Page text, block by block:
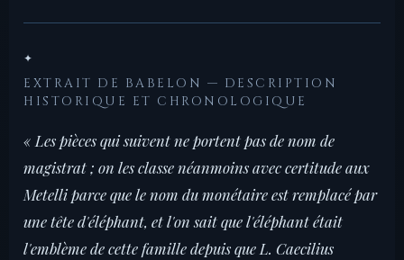
✦
EXTRAIT DE BABELON — DESCRIPTION
HISTORIQUE ET CHRONOLOGIQUE
« Les pièces qui suivent ne portent pas de nom de
magistrat ; on les classe néanmoins avec certitude aux
Metelli parce que le nom du monétaire est remplacé par
une tête d'éléphant, et l'on sait que l'éléphant était
l'emblème de cette famille depuis que L. Caecilius